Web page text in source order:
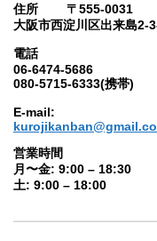
住所 〒555-0031
大阪市西淀川区出来島2-
電話
06-6474-5686
080-5715-6333(携帯)
E-mail:
営業時間
月〜金: 9:00 – 18:30
土: 9:00 – 18:00